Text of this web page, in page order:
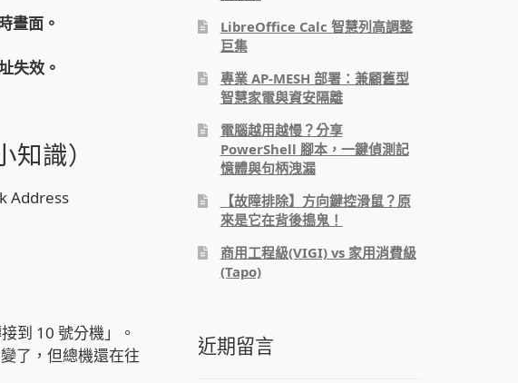
畫面。
失效。
識）
Address
到 10 號分機」。
了，但總機還在往
LibreOffice Calc 智慧列高調整
巨集
專業 AP-MESH 部署：兼顧舊型
智慧家電與資安隔離
電腦越用越慢？分享
PowerShell 腳本，一鍵偵測記
憶體與句柄洩漏
【故障排除】方向鍵控滑鼠？原
來是它在背後搗鬼！
商用工程級(VIGI) vs 家用消費級
(Tapo)
近期留言